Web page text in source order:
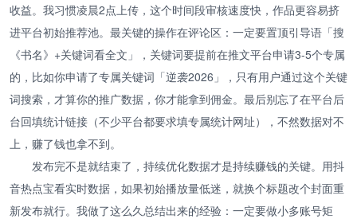
收益。我习惯凌晨2点上传，这个时间段审核速度快，作品更容易挤
进平台初始推荐池。最关键的操作在评论区：一定要置顶引导语「搜
《书名》+关键词看全文」，关键词要提前在推文平台申请3-5个专属
的，比如你申请了专属关键词「逆袭2026」，只有用户通过这个关键
词搜索，才算你的推广数据，你才能拿到佣金。最后别忘了在平台后
台回填统计链接（不少平台都要求填专属统计网址），不然数据对不
上，赚了钱也拿不到。
发布完不是就结束了，持续优化数据才是持续赚钱的关键。用抖
音热点宝看实时数据，如果初始播放量低迷，就换个标题改个封面重
新发布就行。我做了这么久总结出来的经验：一定要做小多账号矩